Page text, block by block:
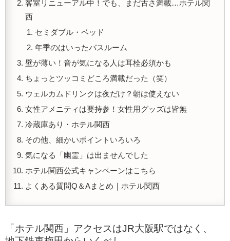
客室リニューアル中！でも、まだ古さ満載…ホテル関
西
セミダブル・ベッド
年季のはいったバスルーム
壁が薄い！音が気になる人は耳栓必須かも
ちょっとツッコミどころ満載だった（笑）
ウェルカムドリンクは夜だけ？朝は使えない
女性アメニティは要持参！女性用グッズは皆無
冷蔵庫あり・ホテル関西
その他、細かいポイントいろいろ
気になる「幽霊」は出ませんでした
ホテル関西公式キャンペーンはこちら
よくある質問Q＆Aまとめ｜ホテル関西
「ホテル関西」アクセスはJR大阪駅ではなく、